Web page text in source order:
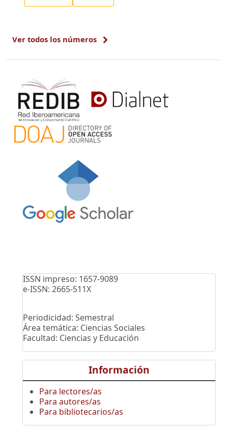
Ver todos los números
ISSN impreso: 1657-9089
e-ISSN: 2665-511X
Periodicidad: Semestral
Área temática: Ciencias Sociales
Facultad: Ciencias y Educación
Información
Para lectores/as
Para autores/as
Para bibliotecarios/as